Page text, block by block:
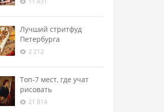
Лучший стритфуд
Петербурга
2 212
Топ-7 мест, где учат
рисовать
21 814